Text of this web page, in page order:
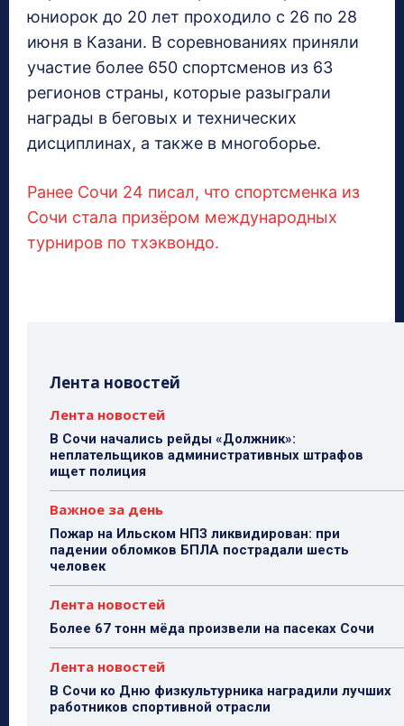
юниорок до 20 лет проходило с 26 по 28
июня в Казани. В соревнованиях приняли
участие более 650 спортсменов из 63
регионов страны, которые разыграли
награды в беговых и технических
дисциплинах, а также в многоборье.
Ранее Сочи 24 писал, что спортсменка из
Сочи стала призёром международных
турниров по тхэквондо.
Лента новостей
Лента новостей
В Сочи начались рейды «Должник»:
неплательщиков административных штрафов
ищет полиция
Важное за день
Пожар на Ильском НПЗ ликвидирован: при
падении обломков БПЛА пострадали шесть
человек
Лента новостей
Более 67 тонн мёда произвели на пасеках Сочи
Лента новостей
В Сочи ко Дню физкультурника наградили лучших
работников спортивной отрасли